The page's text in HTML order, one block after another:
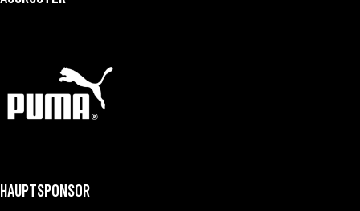
HAUPTSPONSOR